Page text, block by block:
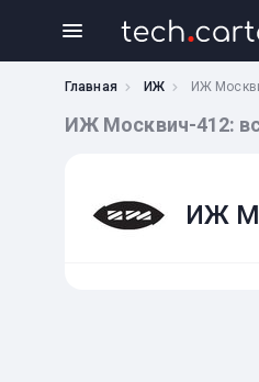
Главная ИЖ ИЖ
ИЖ Москвич-412:
ИЖ